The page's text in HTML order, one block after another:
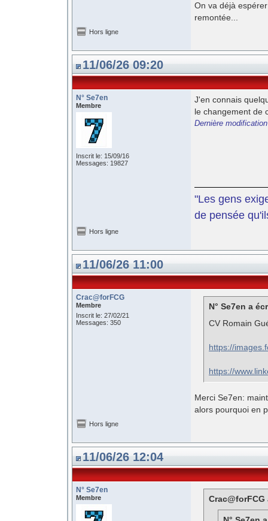
On va déjà
remontée...
Hors ligne
11/06/26 09:20
N° Se7en
Membre
Inscrit le: 15/09/16
Messages: 19827
J'en connais
le changement de
Dernière
"Les gens
de pensée
Hors ligne
11/06/26 11:00
Crac@forFCG
Membre
Inscrit le: 27/02/21
Messages: 350
N° Se7en a
CV Romain
https://
https://
Merci Se7en:
alors pourquoi en
Hors ligne
11/06/26 12:04
N° Se7en
Membre